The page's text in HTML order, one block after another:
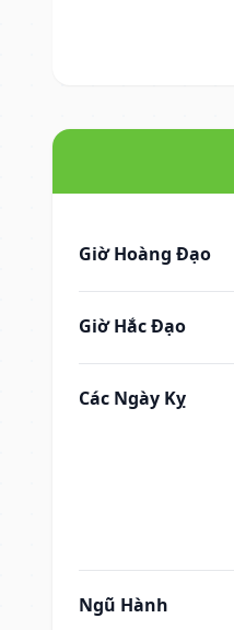
Giờ Hoàng Đạo
Giờ Hắc Đạo
Các Ngày Kỵ
Ngũ Hành